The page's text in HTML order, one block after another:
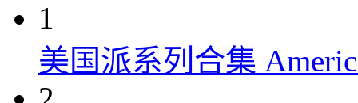
1
美国派系列合集